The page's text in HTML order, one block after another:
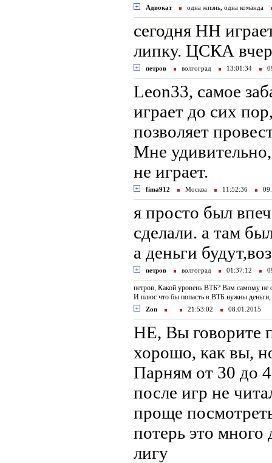
Адвокат одна жизнь, одна команда
сегодня НН
липку. ЦСКА
петров волгоград 13:01:34
Leon33, самое
играет до сих
позволяет
Мне
не играет.
fima912 Москва 11:52:36
я просто был
сделали. а там
а деньги
петров волгоград 01:37:12
петров, Какой уровень ВТБ? Вам самому
И плюс что бы попасть в ВТБ нужны
Zon 21:53:02 08.01.2015
НЕ, Вы говорите
хорошо, как вы,
Парням от 30 до
после игр не
проще
потерь это
лигу